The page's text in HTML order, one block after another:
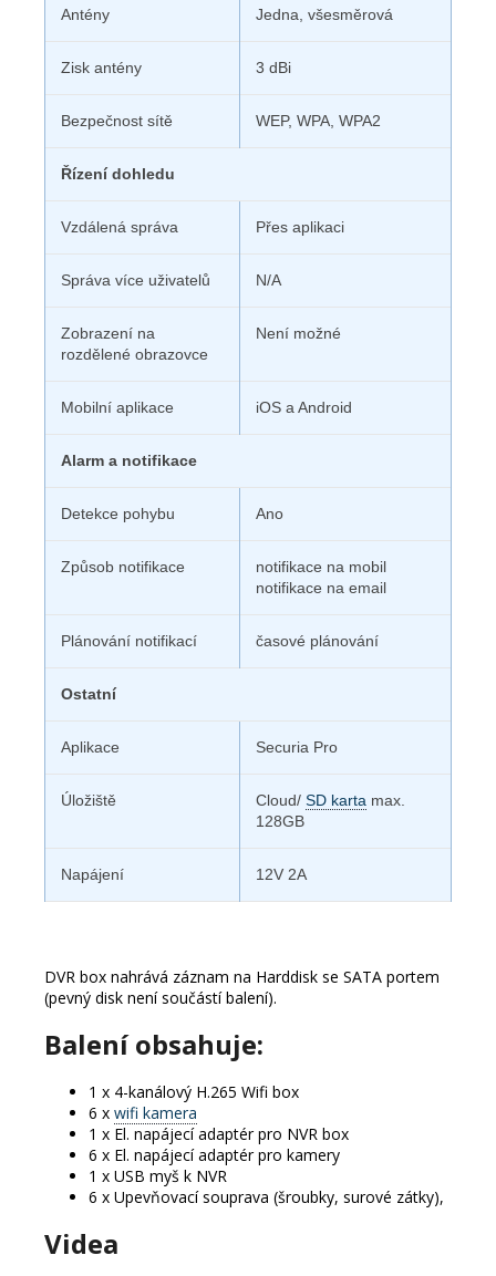
Antény Jedna, všesměrová
Zisk antény 3 dBi
Bezpečnost sítě WEP, WPA, WPA2
Řízení dohledu
Vzdálená správa Přes aplikaci
Správa více uživatelů N/A
Zobrazení na
rozdělené obrazovce
Není možné
Mobilní aplikace iOS a Android
Alarm a notifikace
Detekce pohybu Ano
Způsob notifikace
notifikace na mobil
notifikace na email
Plánování notifikací časové plánování
Ostatní
Aplikace Securia Pro
Úložiště Cloud/ SD karta max.
128GB
Napájení 12V 2A
DVR box nahrává záznam na Harddisk se SATA portem
(pevný disk není součástí balení).
Balení obsahuje:
1 x 4-kanálový H.265 Wifi box
6 x wifi kamera
1 x El. napájecí adaptér pro NVR box
6 x El. napájecí adaptér pro kamery
1 x USB myš k NVR
6 x Upevňovací souprava (šroubky, surové zátky),
Videa